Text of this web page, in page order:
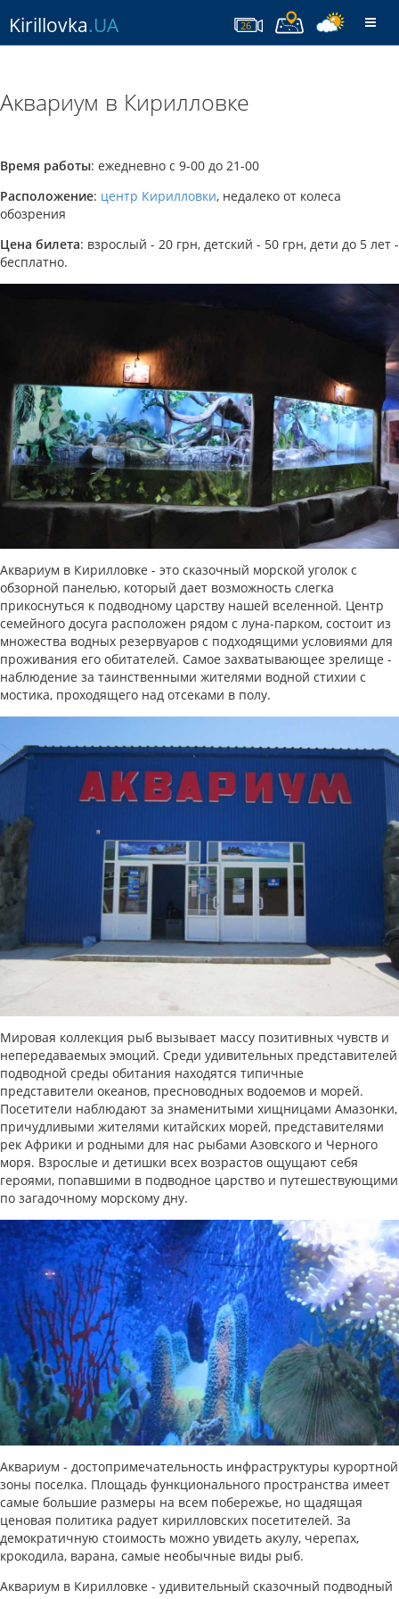
Kirillovka.UA 26
Аквариум в Кирилловке
Время работы: ежедневно с 9-00 до 21-00
Расположение: центр Кирилловки, недалеко от колеса
обозрения
Цена билета: взрослый - 20 грн, детский - 50 грн, дети до 5 лет -
бесплатно.
Аквариум в Кирилловке - это сказочный морской уголок с
обзорной панелью, который дает возможность слегка
прикоснуться к подводному царству нашей вселенной. Центр
семейного досуга расположен рядом с луна-парком, состоит из
множества водных резервуаров с подходящими условиями для
проживания его обитателей. Самое захватывающее зрелище -
наблюдение за таинственными жителями водной стихии с
мостика, проходящего над отсеками в полу.
Мировая коллекция рыб вызывает массу позитивных чувств и
непередаваемых эмоций. Среди удивительных представителей
подводной среды обитания находятся типичные
представители океанов, пресноводных водоемов и морей.
Посетители наблюдают за знаменитыми хищницами Амазонки,
причудливыми жителями китайских морей, представителями
рек Африки и родными для нас рыбами Азовского и Черного
моря. Взрослые и детишки всех возрастов ощущают себя
героями, попавшими в подводное царство и путешествующими
по загадочному морскому дну.
Аквариум - достопримечательность инфраструктуры курортной
зоны поселка. Площадь функционального пространства имеет
самые большие размеры на всем побережье, но щадящая
ценовая политика радует кирилловских посетителей. За
демократичную стоимость можно увидеть акулу, черепах,
крокодила, варана, самые необычные виды рыб.
Аквариум в Кирилловке - удивительный сказочный подводный